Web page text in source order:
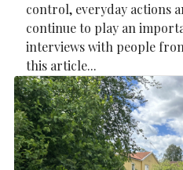
control, everyday actions
continue to play an
interviews with people
this article...